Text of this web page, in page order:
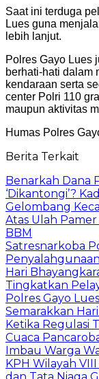
Saat ini terduga
Lues guna
lebih lanjut.
Polres Gayo Lues
berhati-hati dalam
kendaraan serta
center Polri 110
maupun aktivitas
Humas Polres
Berita Terkait
Benarkah Dana
‘Dikantongi’?
Gelombang
Atas Ulah
BBM
Satresnarkoba
Hari
Tingkatkan
Polres Gayo
Semarakkan
Ketika Regulasi
Cuaca
Imbau Warga
KPH Wilayah